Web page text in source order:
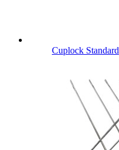
Cuplock Standard